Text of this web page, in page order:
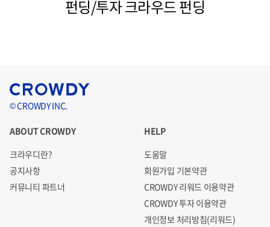
펀딩/투자 크라우드 펀딩
© CROWDY INC.
ABOUT CROWDY
크라우디란?
공지사항
커뮤니티 파트너
HELP
도움말
회원가입 기본약관
CROWDY 리워드 이용약관
CROWDY 투자 이용약관
개인정보 처리방침(리워드)